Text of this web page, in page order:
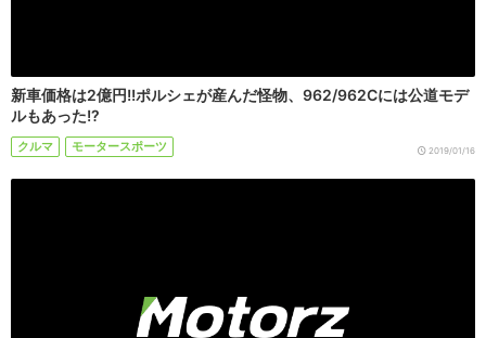
新車価格は2億円!!ポルシェが産んだ怪物、962/962Cには公道モデ
ルもあった!?
クルマ モータースポーツ 2019/01/16